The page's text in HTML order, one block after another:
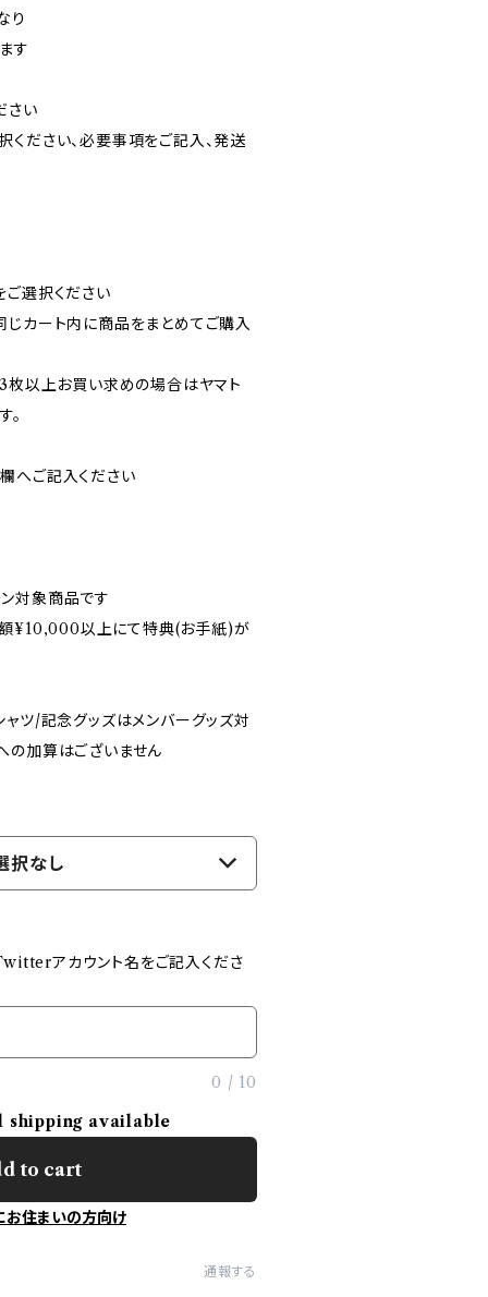
り
す
さい
ださい、必要事項をご記入、発送
ご選択ください
カート内に商品をまとめてご購入
枚以上お買い求めの場合はヤマト
。
へご記入ください
対象商品です
¥10,000以上にて特典(お手紙)が
ツ/記念グッズはメンバーグッズ対
の加算はございません
択なし
アカウント名をご記入くださ
0 / 10
available
to cart
お住まいの方向け
通報する